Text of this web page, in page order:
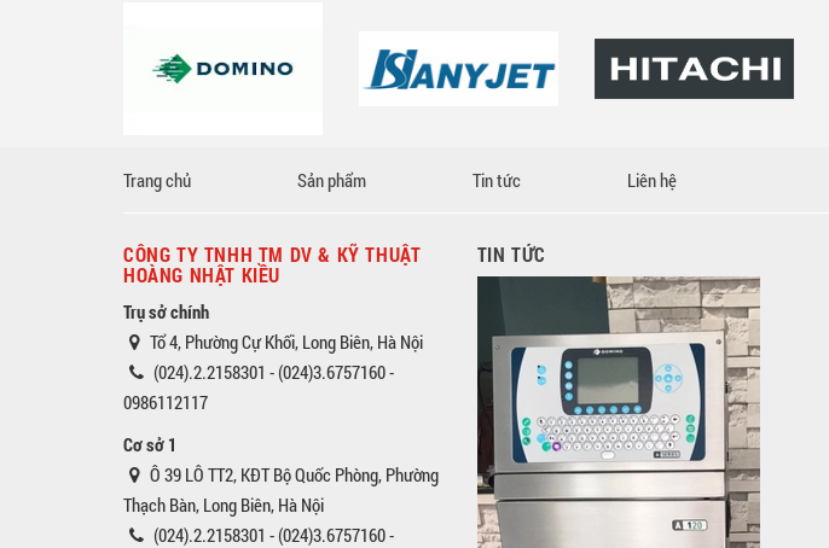
Trang chủ Sản phẩm Tin tức Liên hệ
CÔNG TY TNHH TM DV & KỸ THUẬT
HOÀNG NHẬT KIỀU
Trụ sở chính
Tổ 4, Phường Cự Khối, Long Biên, Hà Nội
(024).2.2158301 - (024)3.6757160 -
0986112117
Cơ sở 1
Ô 39 LÔ TT2, KĐT Bộ Quốc Phòng, Phường
Thạch Bàn, Long Biên, Hà Nội
(024).2.2158301 - (024)3.6757160 -
TIN TỨC